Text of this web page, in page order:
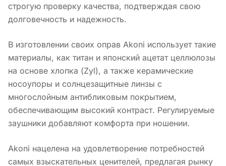
строгую проверку качества, подтверждая свою
долговечность и надежность.
В изготовлении своих оправ Akoni использует такие
материалы, как титан и японский ацетат целлюлозы
на основе хлопка (Zyl), а также керамические
носоупоры и солнцезащитные линзы с
многослойным антибликовым покрытием,
обеспечивающим высокий контраст. Регулируемые
заушники добавляют комфорта при ношении.
Akoni нацелена на удовлетворение потребностей
самых взыскательных ценителей, предлагая рынку